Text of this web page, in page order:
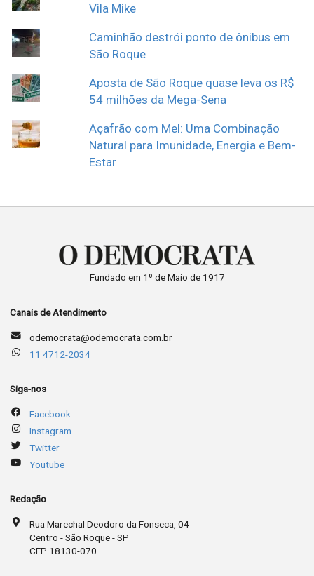
Vila Mike
Caminhão destrói ponto de ônibus em
São Roque
Aposta de São Roque quase leva os R$
54 milhões da Mega-Sena
Açafrão com Mel: Uma Combinação
Natural para Imunidade, Energia e Bem-
Estar
Fundado em 1º de Maio de 1917
Canais de Atendimento
odemocrata@odemocrata.com.br
11 4712-2034
Siga-nos
Facebook
Instagram
Twitter
Youtube
Redação
Rua Marechal Deodoro da Fonseca, 04
Centro - São Roque - SP
CEP 18130-070